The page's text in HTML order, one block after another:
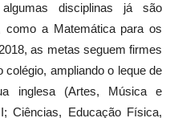
disciplinas já são
como a Matemática para os
as metas seguem firmes
colégio, ampliando o leque de
inglesa (Artes, Música e
Ciências, Educação Física,